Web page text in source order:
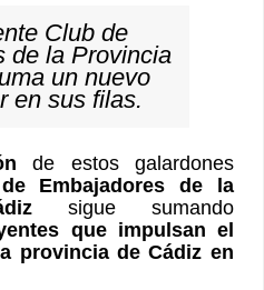
Club de
de la Provincia
un nuevo
en sus filas.
de estos galardones
Embajadores de la
sigue sumando
que impulsan el
provincia de Cádiz en